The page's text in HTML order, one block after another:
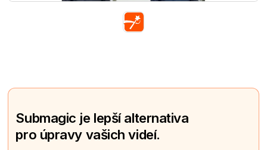
Submagic je lepší alternativa
pro úpravy vašich videí.